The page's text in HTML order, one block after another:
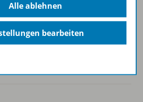
Alle ablehnen
bearbeiten